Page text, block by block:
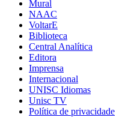
Mural
NAAC
VoltarE
Biblioteca
Central Analítica
Editora
Imprensa
Internacional
UNISC Idiomas
Unisc TV
Política de privacidade